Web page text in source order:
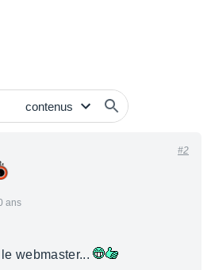
ans
#2
webmaster...